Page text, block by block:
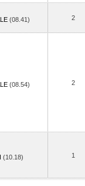
(08.41) 2
(08.54) 2
(10.18) 1